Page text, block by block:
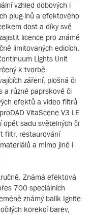
vzhled dobových i
plug-inů a efektového
dost a díky své
licence pro známé
limitovaných edicích.
Lights Unit
k tvorbě
záření, plošná či
a různé paprskové či
efektů a video filtrů
VitaScene V3 LE
opět sadu světelných či
filtr, restaurování
a mimo jiné i
Známá efektová
700 speciálních
známý balík Ignite
korekcí barev,